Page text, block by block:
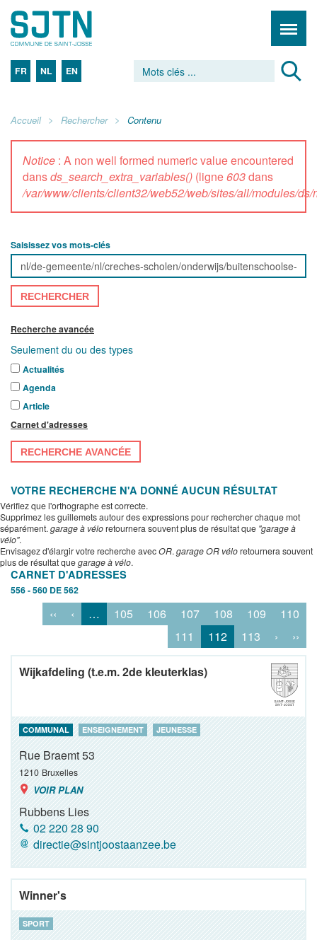
FR NL EN
Accueil Rechercher Contenu
Notice : A non well formed numeric value encountered
dansds_search_extra_variables() (ligne603dans
/var/www/clients/client32/web52/web/sites/all/modules/
Saisissez vos mots-clés
RECHERCHER
Recherche avancée
Seulement du ou des types
Actualités
Agenda
Article
Carnet d'adresses
RECHERCHE AVANCÉE
VOTRE RECHERCHE N'A DONNÉ AUCUN RÉSULTAT
Vérifiez que l'orthographe est correcte.
Supprimez les guillemets autour des expressions pour rechercher chaque mot
séparément. garage à véloretournera souvent plus de résultat que "garage à
vélo".
Envisagez d'élargir votre recherche avecOR. garage OR véloretournera souvent
plus de résultat quegarage à vélo.
CARNET D'ADRESSES
556 - 560 DE 562
‹‹ ‹ … 105 106 107 108 109
110
111
112 113 › ››
Wijkafdeling (t.e.m. 2de kleuterklas)
COMMUNAL ENSEIGNEMENT JEUNESSE
Rue Braemt 53
1210 Bruxelles
VOIR PLAN
Rubbens Lies
02 220 28 90
directie@sintjoostaanzee.be
Winner's
SPORT